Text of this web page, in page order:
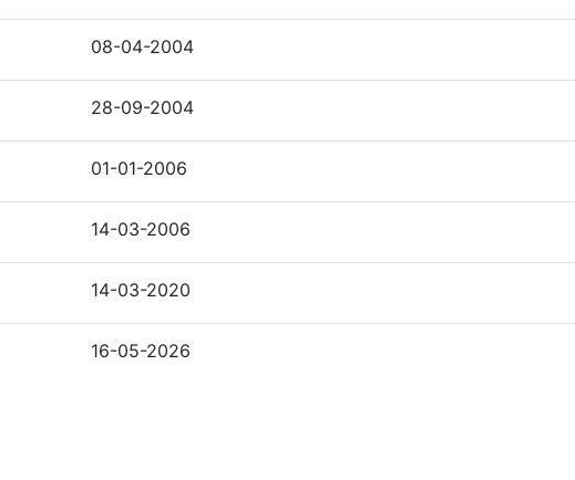
08-04-2004
28-09-2004
01-01-2006
14-03-2006
14-03-2020
16-05-2026